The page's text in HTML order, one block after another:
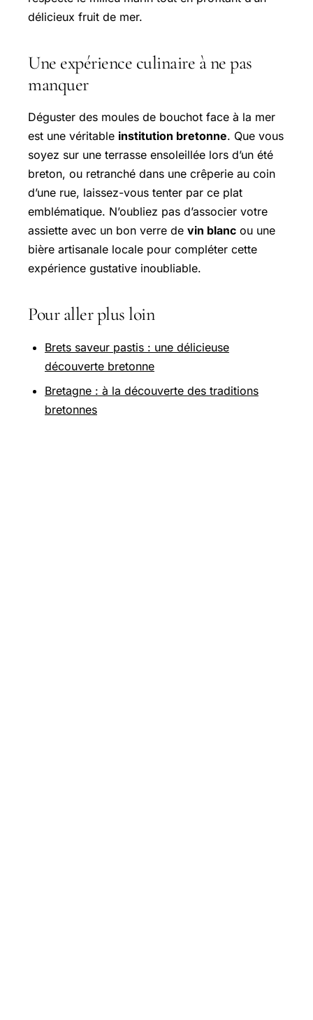
délicieux fruit de mer.
Une expérience culinaire à ne pas
manquer
Déguster des moules de bouchot face à la mer
est une véritable institution bretonne. Que vous
soyez sur une terrasse ensoleillée lors d’un été
breton, ou retranché dans une crêperie au coin
d’une rue, laissez-vous tenter par ce plat
emblématique. N’oubliez pas d’associer votre
assiette avec un bon verre de vin blanc ou une
bière artisanale locale pour compléter cette
expérience gustative inoubliable.
Pour aller plus loin
Brets saveur pastis : une délicieuse
découverte bretonne
Bretagne : à la découverte des traditions
bretonnes